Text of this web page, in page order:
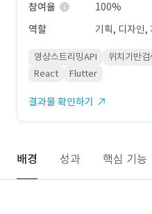
참여율
100%
역할
기획, 디자인,
영상스트리밍API 위치기반검
React
Flutter
결과물 확인하기
배경 성과 핵심 기능